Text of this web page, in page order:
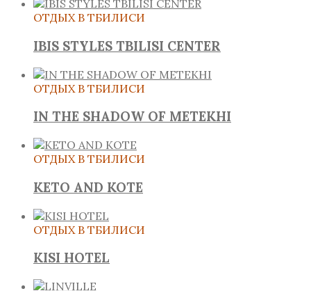
ОТДЫХ В ТБИЛИСИ
IBIS STYLES TBILISI CENTER
ОТДЫХ В ТБИЛИСИ
IN THЕ SHADOW OF METEKHI
ОТДЫХ В ТБИЛИСИ
KETO AND KOTE
ОТДЫХ В ТБИЛИСИ
KISI HOTEL